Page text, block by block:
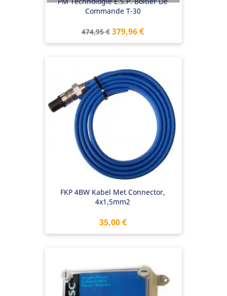
Commande T-30
Prix
de
474,95 € Prix
379,96 €
FKP 4BW Kabel Met Connector,
4x1,5mm2
Prix
35,00 €